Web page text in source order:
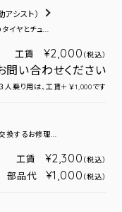
アシスト）
イヤとチュ...
工賃 ¥2,000 （税込）
問い合わせください
人乗り用は、工賃＋￥1,000です
換するお修理...
工賃 ¥2,300 （税込）
部品代 ¥1,000 （税込）